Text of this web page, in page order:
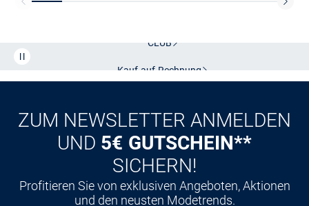
CLUB
Kauf auf Rechnung
ZUM NEWSLETTER ANMELDEN
UND 5€ GUTSCHEIN**
SICHERN!
Profitieren Sie von exklusiven Angeboten, Aktionen
und den neusten Modetrends.